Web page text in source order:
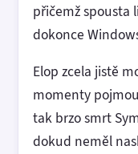
přičemž spousta
dokonce
Elop zcela jistě
momenty
tak brzo smrt
dokud neměl